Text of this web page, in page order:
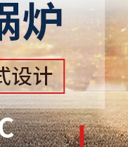
电加热锅炉
立式电加热热水锅炉
卧式电加热蒸汽锅炉
立式电加热蒸汽锅炉
卧式电加热热水锅炉